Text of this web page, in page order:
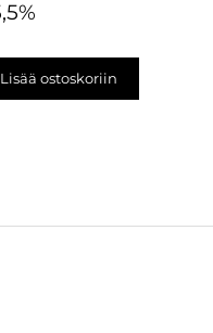
Lisää ostoskoriin